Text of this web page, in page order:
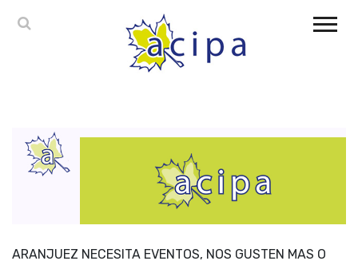
ARANJUEZ NECESITA EVENTOS, NOS GUSTEN MAS O